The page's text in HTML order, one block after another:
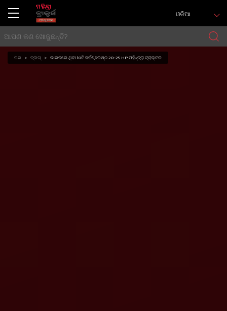
ଓଡିଆ
ଘର ବ୍ଲଗ୍ ଭାରତରେ ଥିବା 10ଟି ସର୍ବଶ୍ରେଷ୍ଠ 20-25 HP ମହିନ୍ଦ୍ରା ଟ୍ରାକ୍ଟର